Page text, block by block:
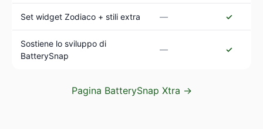
Set widget Zodiaco + stili extra — ✓
Sostiene lo sviluppo di
BatterySnap
— ✓
Pagina BatterySnap Xtra →